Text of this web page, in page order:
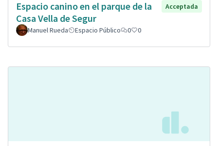
Espacio canino en el parque de la
Casa Vella de Segur
Acceptada
Manuel Rueda Espacio Público 0 0